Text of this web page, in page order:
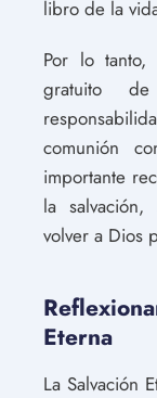
libro de la
Por lo tanto,
gratuito
comunión
importante
la salvación,
volver a Dios
Eterna
La Salvación